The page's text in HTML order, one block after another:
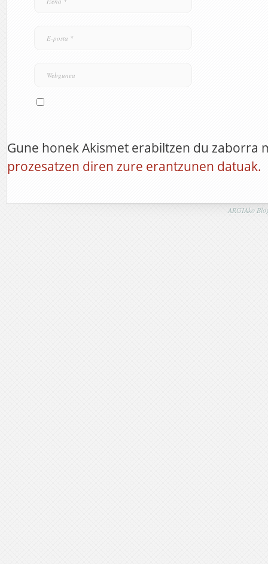
Gune honek Akismet erabiltzen du zaborra
prozesatzen diren zure erantzunen datuak.
ARGIAko